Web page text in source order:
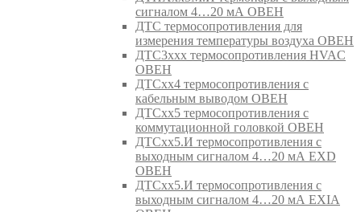
сигналом 4…20 мА ОВЕН
ДТС термосопротивления для
измерения температуры воздуха ОВЕН
ДТС3ххх термосопротивления HVAC
ОВЕН
ДТСхх4 термосопротивления с
кабельным выводом ОВЕН
ДТСхх5 термосопротивления с
коммутационной головкой ОВЕН
ДТСхх5.И термосопротивления с
выходным сигналом 4…20 мА EXD
ОВЕН
ДТСхх5.И термосопротивления с
выходным сигналом 4…20 мА EXIA